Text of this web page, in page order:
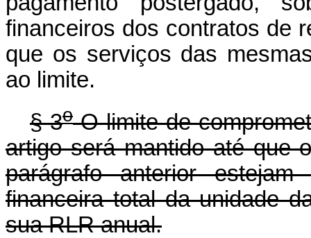
financeiros dos contratos de
que os serviços das
ao limite.
§ 3oO limite de
artigo será mantido até que
parágrafo anterior
financeira total da unidade
sua RLR anual.